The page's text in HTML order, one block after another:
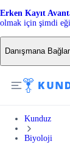
Erken Kayıt
olmak için şimdi
Danışmana
Kunduz
Biyoloji